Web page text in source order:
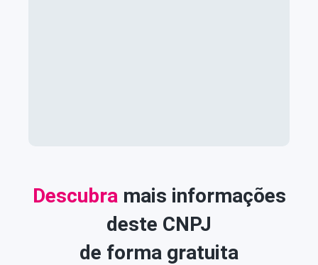
Descubramais informações
deste CNPJ
de forma gratuita